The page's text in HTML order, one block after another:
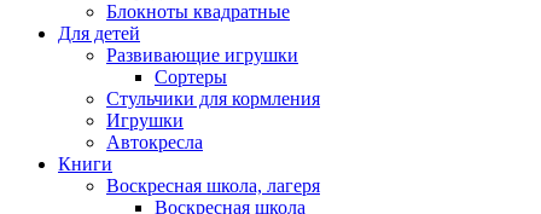
Блокноты квадратные
Для детей
Развивающие игрушки
Сортеры
Стульчики для кормления
Игрушки
Автокресла
Книги
Воскресная школа, лагеря
Воскресная школа